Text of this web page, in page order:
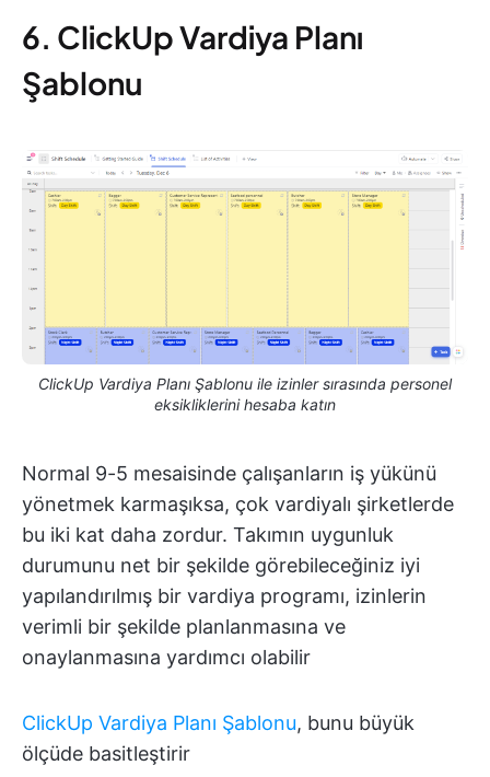
6. ClickUp Vardiya Planı
Şablonu
ClickUp Vardiya Planı Şablonu ile izinler sırasında personel
eksikliklerini hesaba katın
Normal 9-5 mesaisinde çalışanların iş yükünü
yönetmek karmaşıksa, çok vardiyalı şirketlerde
bu iki kat daha zordur. Takımın uygunluk
durumunu net bir şekilde görebileceğiniz iyi
yapılandırılmış bir vardiya programı, izinlerin
verimli bir şekilde planlanmasına ve
onaylanmasına yardımcı olabilir
ClickUp Vardiya Planı Şablonu, bunu büyük
ölçüde basitleştirir